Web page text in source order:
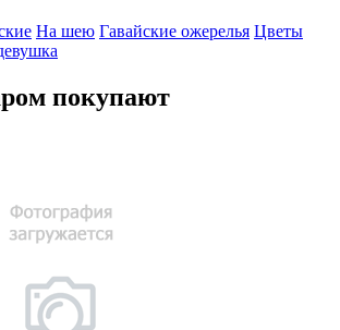
На шею Гавайские ожерелья Цветы
покупают